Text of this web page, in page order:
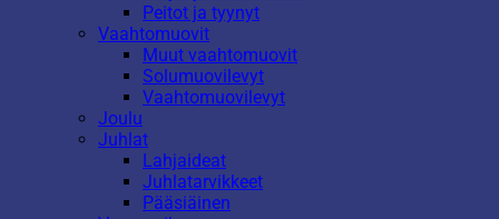
Peitot ja tyynyt
Vaahtomuovit
Muut vaahtomuovit
Solumuovilevyt
Vaahtomuovilevyt
Joulu
Juhlat
Lahjaideat
Juhlatarvikkeet
Pääsiäinen